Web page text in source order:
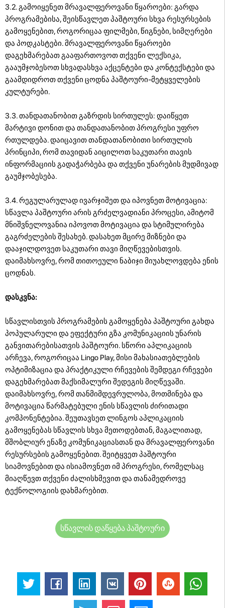
3.2. გამოიყენეთ მრავალფეროვანი წყაროები: გარდა
პროგრამებისა, შეისწავლეთ პაშტოური სხვა რესურსების
გამოყენებით, როგორიცაა ფილმები, წიგნები, სიმღერები
და პოდკასტები. მრავალფეროვანი წყაროები
დაგეხმარებათ გააფართოვოთ თქვენი ლექსიკა,
გააუმჯობესოთ სხვადასხვა აქცენტები და კონტექსტები და
გაამდიდროთ თქვენი ცოდნა პაშტოური-მეტყველების
კულტურები.
3.3. თანდათანობით გაზრდის სირთულეს: დაიწყეთ
მარტივი დონით და თანდათანობით პროგრესი უფრო
რთულდება. დაიცავით თანდათანობითი სირთულის
პრინციპი, რომ თავიდან აიცილოთ საკუთარი თავის
ინფორმაციის გადაჭარბება და თქვენი უნარების მუდმივად
გაუმჯობესება.
3.4. რეგულარულად ივარჯიშეთ და იპოვნეთ მოტივაცია:
სწავლა პაშტოური არის გრძელვადიანი პროცესი, ამიტომ
მნიშვნელოვანია იპოვოთ მოტივაცია და სტიმულირება
გაგრძელების შესახებ. დასახეთ მცირე მიზნები და
დააჯილდოვეთ საკუთარი თავი მიღწევებისთვის.
დაიმახსოვრე, რომ თითოეული ნაბიჯი მიუახლოვდება ენის
ცოდნას.
დასკვნა:
სწავლისთვის პროგრამების გამოყენება პაშტოური გახდა
პოპულარული და ეფექტური გზა კომუნიკაციის უნარის
განვითარებისათვის პაშტოური. სწორი აპლიკაციის
არჩევა, როგორიცაა Lingo Play, მისი მახასიათებლების
ოპტიმიზაცია და პრაქტიკული რჩევების შემდეგი რჩევები
დაგეხმარებათ მაქსიმალური შედეგის მიღწევაში.
დაიმახსოვრე, რომ თანმიმდევრულობა, მოთმინება და
მოტივაცია წარმატებული ენის სწავლის ძირითადი
კომპონენტებია. შეუთავსეთ ლინგოს აპლიკაციის
გამოყენებას სწავლის სხვა მეთოდებთან, მაგალითად,
მშობლიურ ენაზე კომუნიკაციასთან და მრავალფეროვანი
რესურსების გამოყენებით. შეიტყვეთ პაშტოური
სიამოვნებით და ისიამოვნეთ იმ პროგრესი, რომელსაც
მიაღწევთ თქვენი ძალისხმევით და თანამედროვე
ტექნოლოგიის დახმარებით.
სწავლის დაწყება პაშტოური